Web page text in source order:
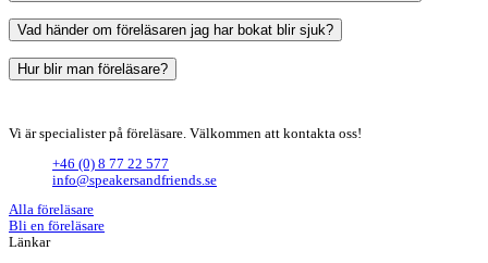
Vad händer om föreläsaren jag har bokat blir sjuk?
Hur blir man föreläsare?
Vi är specialister på föreläsare. Välkommen att kontakta oss!
+46 (0) 8 77 22 577
info@speakersandfriends.se
Alla föreläsare
Bli en föreläsare​
Länkar